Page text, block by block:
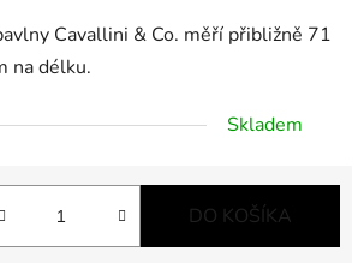
Cavallini & Co. měří přibližně 71
na délku.
Skladem
DO KOŠÍKA